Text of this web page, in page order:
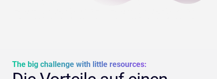
The big challenge with little resources: